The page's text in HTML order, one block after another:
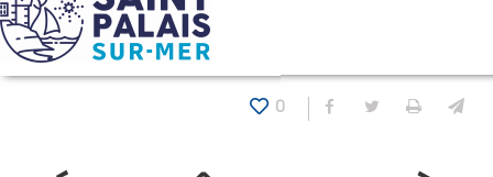
Panneau de gestion des cookies
Accueil Actualités
0 Partager sur
Partager